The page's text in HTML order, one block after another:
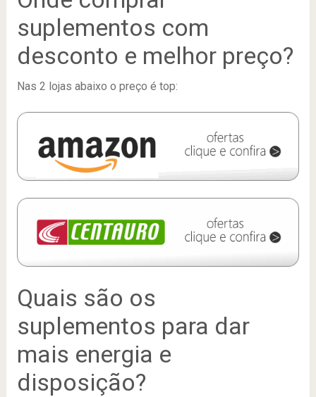
suplementos com
desconto e melhor preço?
Nas 2 lojas abaixo o preço é top:
Quais são os
suplementos para dar
mais energia e
disposição?